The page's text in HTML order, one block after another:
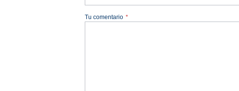
Tu comentario *